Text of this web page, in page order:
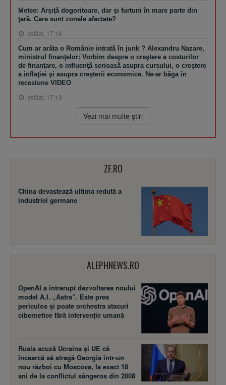
Meteo: Arşiţă dogoritoare, dar şi furtuni în mare parte din
ţară. Care sunt zonele afectate?
astăzi, 17:16
Cum ar arăta o Românie intrată în junk ? Alexandru Nazare,
ministrul finanţelor: Vorbim despre o creştere a costurilor
de finanţare, o influenţă serioasă asupra cursului, o creştere
a inflaţiei şi asupra creşterii economice. Ne-ar băga în
recesiune VIDEO
astăzi, 17:13
Vezi mai multe ştiri
ZF.RO
China devastează ultima redută a
industriei germane
ALEPHNEWS.RO
OpenAI a întrerupt dezvoltarea noului
model A.I. „Astra”. Este prea
periculos și poate orchestra atacuri
cibernetice fără intervenție umană
Rusia acuză Ucraina şi UE că
încearcă să atragă Georgia într-un
nou război cu Moscova, la exact 18
ani de la conflictul sângeros din 2008